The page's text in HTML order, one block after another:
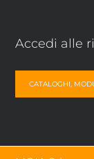
Accedi alle
CATALOGHI,